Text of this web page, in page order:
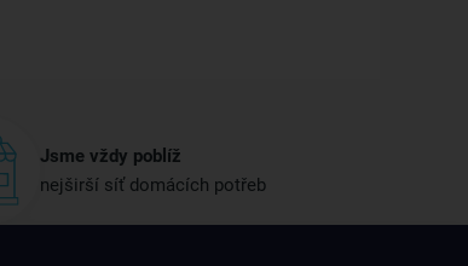
Jsme vždy poblíž
nejširší síť domácích potřeb